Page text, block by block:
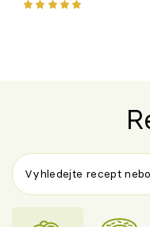
ovoce